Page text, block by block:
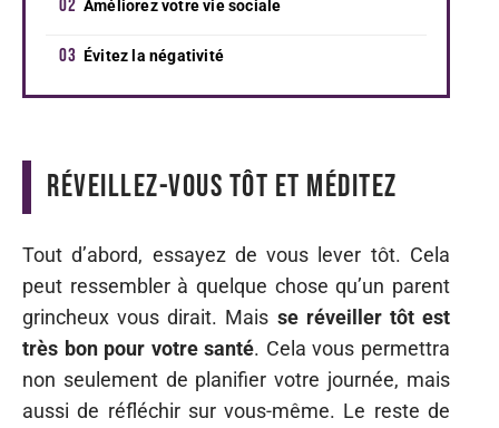
Améliorez votre vie sociale
Évitez la négativité
Réveillez-vous tôt et méditez
Tout d’abord, essayez de vous lever tôt. Cela
peut ressembler à quelque chose qu’un parent
grincheux vous dirait. Mais se réveiller tôt est
très bon pour votre santé. Cela vous permettra
non seulement de planifier votre journée, mais
aussi de réfléchir sur vous-même. Le reste de